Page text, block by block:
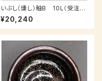
いぶし（燻し）釉B 10L（受注
後、3～7日後発送）
¥20,240